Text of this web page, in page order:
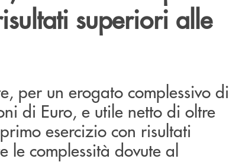
superiori alle
per un erogato complessivo di
di Euro, e utile netto di oltre
esercizio con risultati
le complessità dovute al